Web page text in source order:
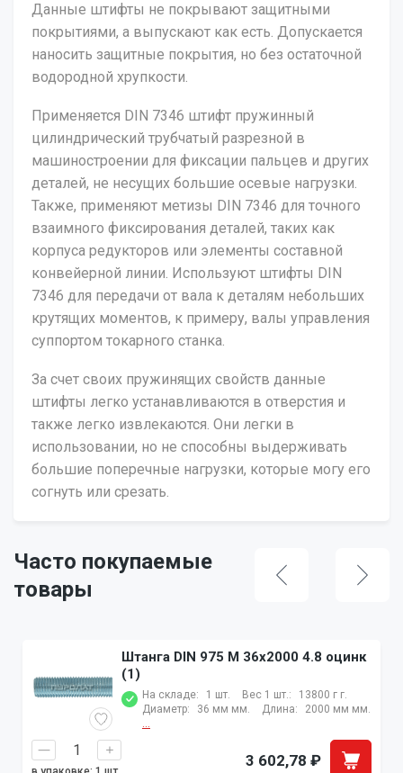
Данные штифты не покрывают защитными
покрытиями, а выпускают как есть. Допускается
наносить защитные покрытия, но без остаточной
водородной хрупкости.
Применяется DIN 7346 штифт пружинный
цилиндрический трубчатый разрезной в
машиностроении для фиксации пальцев и других
деталей, не несущих большие осевые нагрузки.
Также, применяют метизы DIN 7346 для точного
взаимного фиксирования деталей, таких как
корпуса редукторов или элементы составной
конвейерной линии. Используют штифты DIN
7346 для передачи от вала к деталям небольших
крутящих моментов, к примеру, валы управления
суппортом токарного станка.
За счет своих пружинящих свойств данные
штифты легко устанавливаются в отверстия и
также легко извлекаются. Они легки в
использовании, но не способны выдерживать
большие поперечные нагрузки, которые могу его
согнуть или срезать.
Часто покупаемые
товары
Штанга DIN 975 M 36x2000 4.8 оцинк
(1)
На складе: 1 шт. Вес 1 шт.:
13800 г г.
Диаметр:
36 мм мм. Длина:
2000 мм мм.
...
3 602,78 ₽